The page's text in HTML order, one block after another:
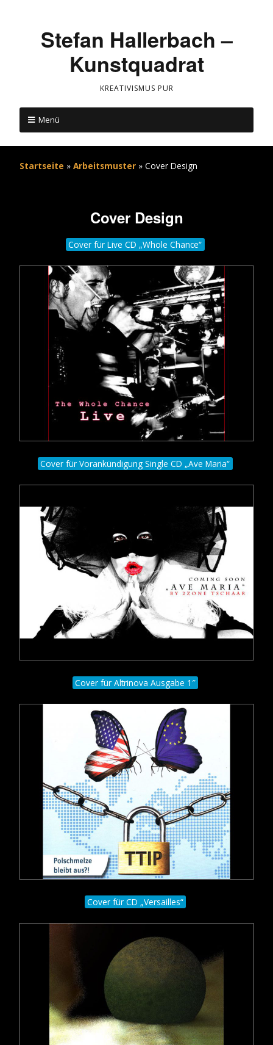
Stefan Hallerbach –
Kunstquadrat
KREATIVISMUS PUR
Menü
Startseite » Arbeitsmuster » Cover Design
Cover Design
Cover für Live CD „Whole Chance“
Cover für Vorankündigung Single CD „Ave Maria“
Cover für Altrinova Ausgabe 1″
Cover für CD „Versailles“